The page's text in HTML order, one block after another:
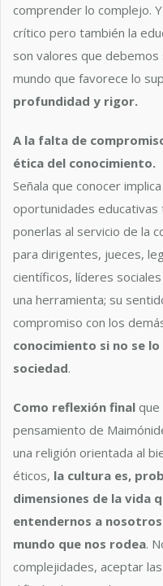
comprender lo complejo.
crítico pero también la
son valores que
mundo que favorece lo
profundidad y rigor.
A la falta de
ética del conocimiento.
Señala que conocer
oportunidades educativas
ponerlas al servicio de la
para dirigentes, jueces,
científicos, líderes
una herramienta; su
compromiso con los
conocimiento si no se
sociedad.
Como reflexión final que
pensamiento de
una religión orientada al
éticos, la cultura es,
dimensiones de la vida
entendernos a
mundo que nos rodea.
complejidades, aceptar